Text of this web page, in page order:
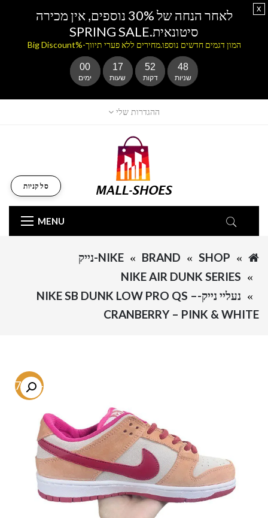
ההגדרות שלי
MENU
סל קניות
SHOP
BRAND
NIKE-נייק
NIKE AIR DUNK SERIES
נעליי נייק-NIKE SB DUNK LOW PRO QS –
CRANBERRY – PINK & WHITE
-57.3%
לאחר הנחה של 30% נוספים, אין מכירה
סיטונאית.SPRING SALE
המון דגמים חדשים נוספו.מחירים ללא פערי תיווך-%Big Discount
00
ימים
17
שעות
52
דקות
48
שניות
x